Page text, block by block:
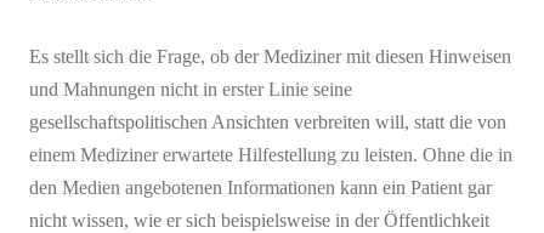
Es stellt sich die Frage, ob der Mediziner mit diesen Hinweisen
und Mahnungen nicht in erster Linie seine
gesellschaftspolitischen Ansichten verbreiten will, statt die von
einem Mediziner erwartete Hilfestellung zu leisten. Ohne die in
den Medien angebotenen Informationen kann ein Patient gar
nicht wissen, wie er sich beispielsweise in der Öffentlichkeit